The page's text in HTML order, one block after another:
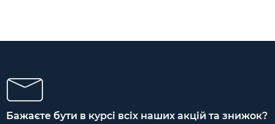
Бажаєте бути в курсі всіх наших акцій та знижок?